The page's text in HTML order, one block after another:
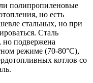
полипропиленовые
но есть
стальных, но при
Сталь
но подвержена
режиме (70-80°C),
котлов со